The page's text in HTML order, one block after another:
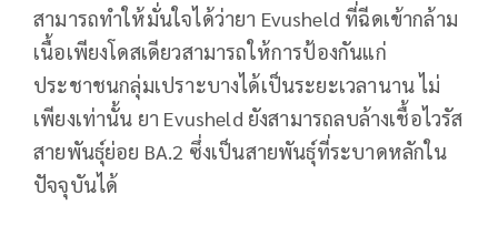
สามารถทำให้มั่นใจได้ว่ายา Evusheld ที่ฉีดเข้ากล้าม
เนื้อเพียงโดสเดียวสามารถให้การป้องกันแก่
ประชาชนกลุ่มเปราะบางได้เป็นระยะเวลานาน ไม่
เพียงเท่านั้น ยา Evusheld ยังสามารถลบล้างเชื้อไวรัส
สายพันธุ์ย่อย BA.2 ซึ่งเป็นสายพันธุ์ที่ระบาดหลักใน
ปัจจุบันได้